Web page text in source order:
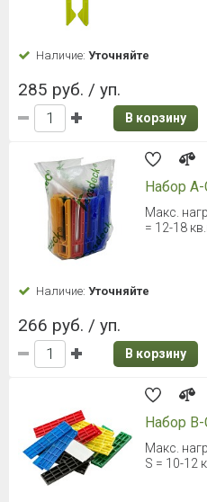
Наличие: Уточняйте
285 руб. / уп.
В корзину
Набор
Макс.
= 12-18
Наличие: Уточняйте
266 руб. / уп.
В корзину
Набор
Макс.
S = 10-12